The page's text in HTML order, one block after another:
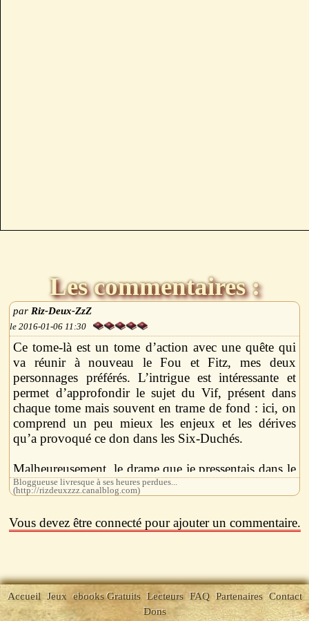
Les commentaires :
Riz-Deux-ZzZ
2016-01-06 11:30
Ce tome-là est un tome d’action avec une quête qui
va réunir à nouveau le Fou et Fitz, mes deux
personnages préférés. L’intrigue est intéressante et
permet d’approfondir le sujet du Vif, présent dans
chaque tome mais souvent en trame de fond : ici, on
comprend un peu mieux les enjeux et les dérives
qu’a provoqué ce don dans les Six-Duchés.
Malheureusement, le drame que je pressentais dans le
tome précédent est arrivé... J’ai réussi à retenir mes
larmes car , même si la scène est vraiment bien écrit,
lâcher prise pour le Loup.
car il ressemble beaucoup à Fitz au même âge.
La fin de ce tome n’a pas de retournement de
Bloggueuse livresque à ses heures perdues...
(http://rizdeuxzzz.canalblog.com)
Vous devez être connecté pour ajouter un commentaire.
Accueil Jeux ebooks Gratuits Lecteurs FAQ Partenaires Contact
Dons